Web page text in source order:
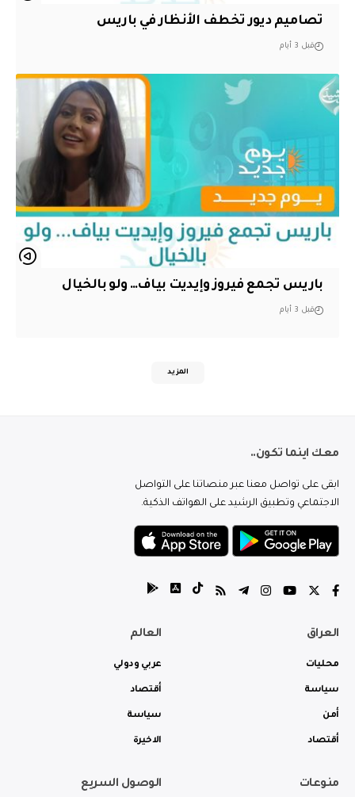
تصاميم ديور تخطف الأنظار في باريس
قبل 3 أيام
باريس تجمع فيروز وإيديت بياف… ولو بالخيال
قبل 3 أيام
المزيد
معك اينما تكون..
ابقى على تواصل معنا عبر منصاتنا على التواصل
الاجتماعي وتطبيق الرشيد على الهواتف الذكية.
العراق
محليات
سياسة
أمن
أقتصاد
العالم
عربي ودولي
أقتصاد
سياسة
الاخيرة
منوعات الوصول السريع